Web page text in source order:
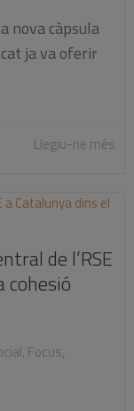
nova càpsula
ja va oferir
Llegiu-ne més
de l’RSE
cohesió
, Focus,